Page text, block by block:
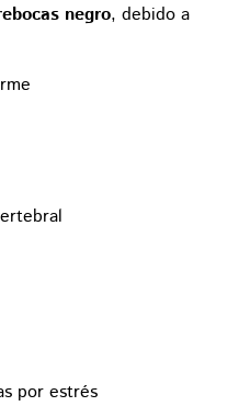
negro, debido a
por estrés